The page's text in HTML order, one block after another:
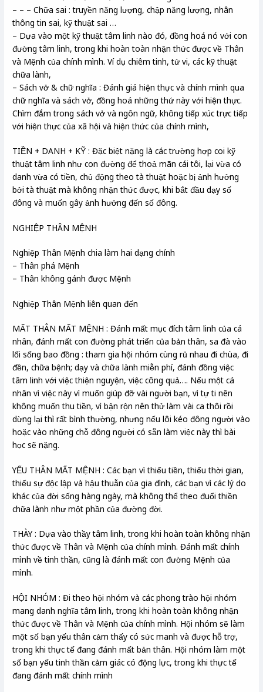
– – – Chữa sai : truyền năng lượng, chập năng lượng, nhân
thông tin sai, kỹ thuật sai …
– Dựa vào một kỹ thuật tâm linh nào đó, đồng hoá nó với con
đường tâm linh, trong khi hoàn toàn nhận thức được về Thân
và Mệnh của chính mình. Ví dụ chiêm tinh, tử vi, các kỹ thuật
chữa lành,
– Sách vở & chữ nghĩa : Đánh giá hiện thực và chính mình qua
chữ nghĩa và sách vở, đồng hoá những thứ này với hiện thực.
Chìm đắm trong sách vở và ngôn ngữ, không tiếp xúc trực tiếp
với hiện thực của xã hội và hiện thức của chính mình,
TIỀN + DANH + KỸ : Đặc biệt nặng là các trường hợp coi kỹ
thuật tâm linh như con đường để thoả mãn cái tôi, lại vừa có
danh vừa có tiền, chủ động theo tà thuật hoặc bị ảnh hưởng
bởi tà thuật mà không nhận thức được, khi bắt đầu dạy số
đông và muốn gây ảnh hưởng đến số đông.
NGHIỆP THÂN MỆNH
Nghiệp Thân Mệnh chia làm hai dạng chính
– Thân phá Mệnh
– Thân không gánh được Mệnh
Nghiệp Thân Mệnh liên quan đến
MẤT THÂN MẤT MỆNH : Đánh mất mục đích tâm linh của cá
nhân, đánh mất con đường phát triển của bản thân, sa đà vào
lối sống bao đồng : tham gia hội nhóm cùng rủ nhau đi chùa, đi
đền, chữa bệnh; dạy và chữa lành miễn phí, đánh đồng việc
tâm linh với việc thiện nguyện, việc công quả…. Nếu một cá
nhân vì việc này vì muốn giúp đỡ vài người bạn, vì tự ti nên
không muốn thu tiền, vì bận rộn nên thử làm vài ca thôi rồi
dừng lại thì rất bình thường, nhưng nếu lôi kéo đông người vào
hoặc vào những chỗ đông người có sẵn làm việc này thì bài
học sẽ nặng.
YẾU THÂN MẤT MỆNH : Các bạn vì thiếu tiền, thiếu thời gian,
thiếu sự độc lập và hậu thuẫn của gia đình, các bạn vì các lý do
khác của đời sống hàng ngày, mà không thể theo đuổi thiền
chữa lành như một phần của đường đời.
THÀY : Dựa vào thầy tâm linh, trong khi hoàn toàn không nhận
thức được về Thân và Mệnh của chính mình. Đánh mất chính
mình về tinh thần, cũng là đánh mất con đường Mệnh của
mình.
HỘI NHÓM : Đi theo hội nhóm và các phong trào hội nhóm
mang danh nghĩa tâm linh, trong khi hoàn toàn không nhận
thức được về Thân và Mệnh của chính mình. Hội nhóm sẽ làm
một số bạn yếu thân cảm thấy có sức manh và được hỗ trợ,
trong khi thực tế đang đánh mất bản thân. Hội nhóm làm một
số bạn yếu tinh thần cảm giác có động lực, trong khi thực tế
đang đánh mất chính mình